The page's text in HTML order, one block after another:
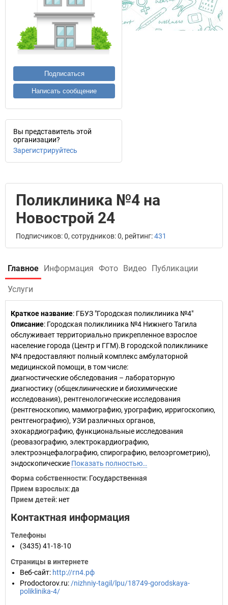
Подписаться
Написать сообщение
Вы представитель этой
организации?
Зарегистрируйтесь
Поликлиника №4 на
Новострой 24
Подписчиков: 0, сотрудников: 0, рейтинг:431
Главное Информация Фото Видео Публикации
Услуги
Краткое название: ГБУЗ "Городская поликлиника №4"
Описание: Городская поликлиника №4 Нижнего Тагила
обслуживает территориально прикрепленное взрослое
население города (Центр и ГГМ).В городской поликлинике
№4 предоставляют полный комплекс амбулаторной
медицинской помощи, в том числе:
диагностические обследования – лабораторную
диагностику (общеклинические и биохимические
исследования), рентгенологические исследования
(рентгеноскопию, маммографию, урографию, ирригоскопию,
рентгенографию), УЗИ различных органов,
эхокардиографию, функциональные исследования
(реовазографию, электрокардиографию,
электроэнцефалографию, спирографию, велоэргометрию),
эндоскопические Показать полностью…
Форма собственности: Государственная
Прием взрослых: да
Прием детей: нет
Контактная информация
Телефоны
(3435) 41-18-10
Страницы в интернете
Веб-сайт: http://гп4.рф
Prodoctorov.ru: /nizhniy-tagil/lpu/18749-gorodskaya-
poliklinika-4/